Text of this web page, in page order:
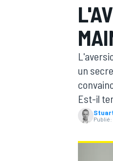
MOTOGP
un
Est-il
Publié: